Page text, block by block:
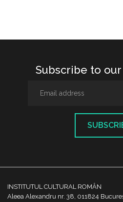
Subscribe to
INSTITUTUL CULTURAL ROMÂN
Aleea Alexandru nr. 38, 011824